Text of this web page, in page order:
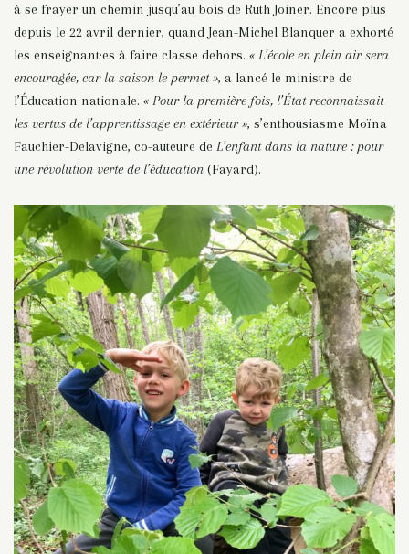
à se frayer un chemin jusqu’au bois de Ruth Joiner. Encore plus
depuis le 22 avril dernier, quand Jean-Michel Blanquer a exhorté
les enseignant·es à faire classe dehors. « L’école en plein air sera
encouragée, car la saison le permet », a lancé le ministre de
l’Éducation nationale. « Pour la première fois, l’État reconnaissait
les vertus de l’apprentissage en extérieur », s’enthousiasme Moïna
Fauchier-Delavigne, co-auteure de L’enfant dans la nature : pour
une révolution verte de l’éducation (Fayard).